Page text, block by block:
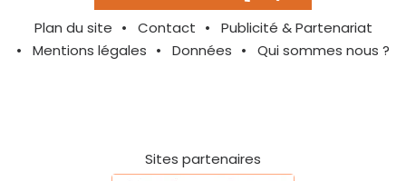
Plan du site Contact
Publicité & Partenariat
Mentions légales
Données Qui sommes nous ?
Sites partenaires